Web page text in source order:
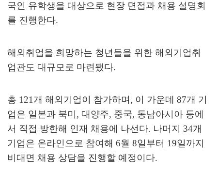
국인 유학생을 대상으로 현장 면접과 채용 설명회
를 진행한다.
해외취업을 희망하는 청년들을 위한 해외기업취
업관도 대규모로 마련됐다.
총 121개 해외기업이 참가하며 , 이 가운데 87개 기
업은 일본과 북미 , 대양주, 중국, 동남아시아 등에
서 직접 방한해 인재 채용에 나선다. 나머지 34개
기업은 온라인으로 참여해 6월 8일부터 19일까지
비대면 채용 상담을 진행할 예정이다.